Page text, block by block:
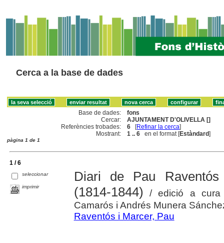
Cerca a la base de dades
Base de dades:
fons
Cercar:
AJUNTAMENT D'OLIVELLA []
Referències trobades:
6 [Refinar la cerca]
Mostrant:
1 .. 6 en el format [Estàndard]
pàgina 1 de 1
1 / 6
seleccionar
imprimir
Diari de Pau
(1814-1844) / edició a cura
Camarós i Andrés Munera
Raventós i Marcer, Pau